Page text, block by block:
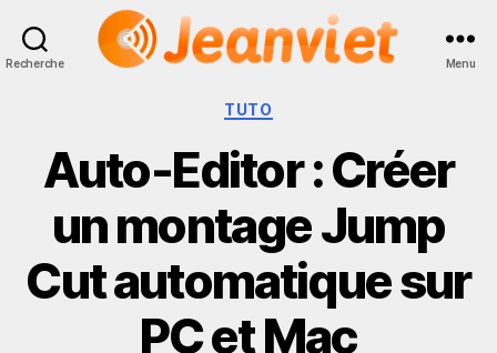
Recherche Menu
Catégories
TUTO
Auto-Editor : Créer
un montage Jump
Cut automatique sur
PC et Mac